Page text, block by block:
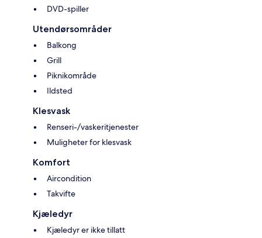
DVD-spiller
Utendørsområder
Balkong
Grill
Piknikområde
Ildsted
Klesvask
Renseri-/vaskeritjenester
Muligheter for klesvask
Komfort
Aircondition
Takvifte
Kjæledyr
Kjæledyr er ikke tillatt